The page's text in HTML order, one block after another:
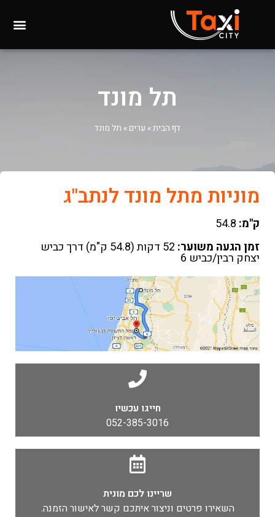
תל מונד
דף הבית» ערים » תל מונד
מוניות מתל מונד לנתב"ג
ק"מ: 54.8
זמן הגעה משוער:
52 דקות (54.8 ק"מ) דרך כביש
יצחק רבין/כביש 6
חייגו עכשיו
052-385-3016
שריינו לכם מונית
השאירו פרטים וניצור איתכם קשר לאישור הזמנה.